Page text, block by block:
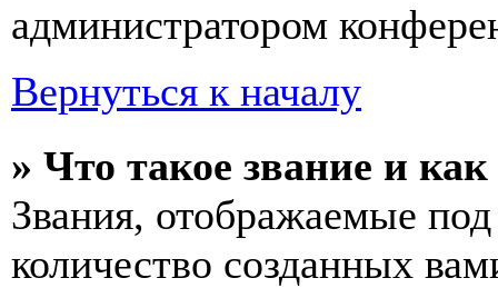
администратором
Вернуться к началу
» Что такое звание и
Звания, отображаемые
количество созданных